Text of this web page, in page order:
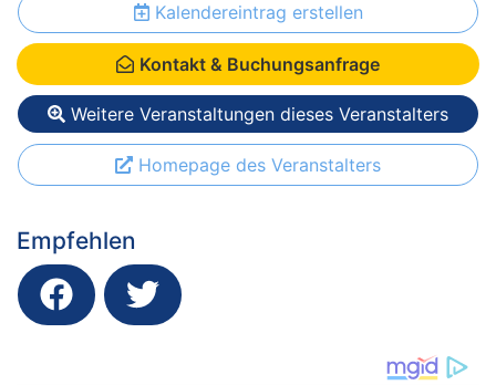
Kalendereintrag erstellen
Kontakt & Buchungsanfrage
Weitere Veranstaltungen dieses Veranstalters
Homepage des Veranstalters
Empfehlen